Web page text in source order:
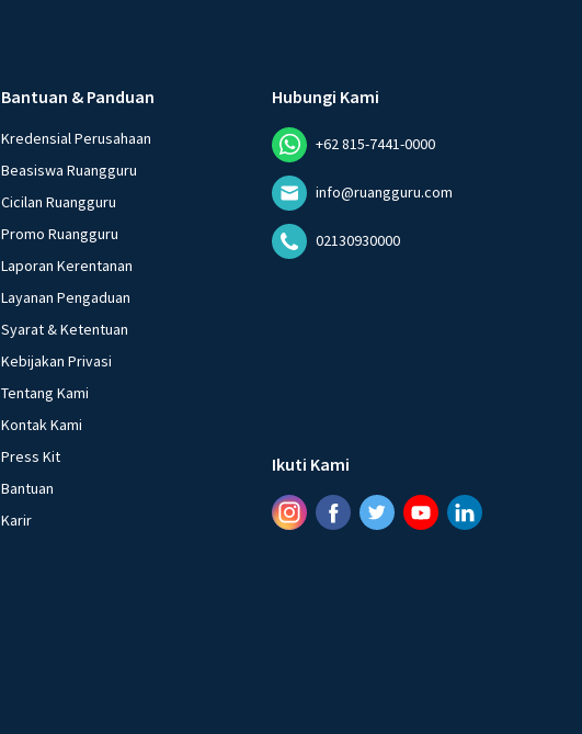
Bantuan & Panduan
Kredensial Perusahaan
Beasiswa Ruangguru
Cicilan Ruangguru
Promo Ruangguru
Laporan Kerentanan
Layanan Pengaduan
Syarat & Ketentuan
Kebijakan Privasi
Tentang Kami
Kontak Kami
Press Kit
Bantuan
Karir
Hubungi Kami
+62 815-7441-0000
info@ruangguru.com
02130930000
Ikuti Kami